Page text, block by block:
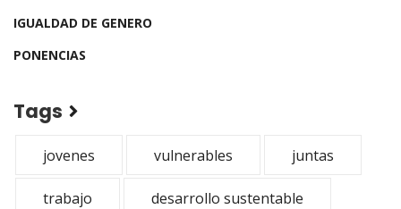
IGUALDAD DE GENERO
PONENCIAS
Tags
jovenes vulnerables juntas
trabajo desarrollo sustentable